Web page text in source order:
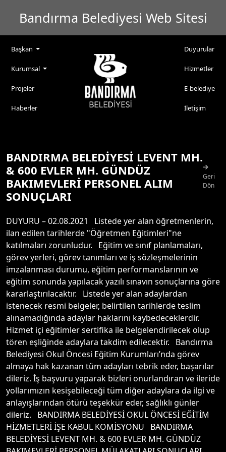
Bandırma Belediyesi Web Sitesi
Başkan
Kurumsal
Projeler
Haberler
Duyurular
Hizmetler
E-belediye
İletişim
BANDIRMA BELEDİYESİ LEVENT MH.
& 600 EVLER MH. GÜNDÜZ
BAKIMEVLERİ PERSONEL ALIM
SONUÇLARI
Geri
Dön
DUYURU – 02.08.2021 Listede yer alan öğretmenlerin,
ilan edilen tarihlerde "Öğretmen Eğitimleri"ne
katılmaları zorunludur. Eğitim ve sınıf planlamaları,
görev yerleri, görev tanımları ve iş sözleşmelerinin
imzalanması durumu, eğitim performanslarının ve
eğitim sonunda yapılacak yazılı sınavın sonuçlarına göre
kararlaştırılacaktır. Listede yer alan adaylardan
istenecek resmi belgeler, belirtilen tarihlerde teslim
alınamadığında adaylar haklarını kaybedeceklerdir.
Hizmet içi eğitimler sertifika ile belgelendirilecek olup
tören eşliğinde adaylara takdim edilecektir. Bandırma
Belediyesi Okul Öncesi Eğitim Kurumları’nda görev
almaya hak kazanan tüm adayları tebrik eder, başarılar
dileriz. İş başvuru yaparak bizleri onurlandıran ve ileride
yollarımızın kesişebileceği tüm diğer adaylara da ilgi ve
anlayışlarından ötürü teşekkür eder, sağlıklı günler
dileriz. BANDIRMA BELEDİYESİ OKUL ÖNCESİ EĞİTİM
HİZMETLERİ İŞE KABUL KOMİSYONU BANDIRMA
BELEDİYESİ LEVENT MH. & 600 EVLER MH. GÜNDÜZ